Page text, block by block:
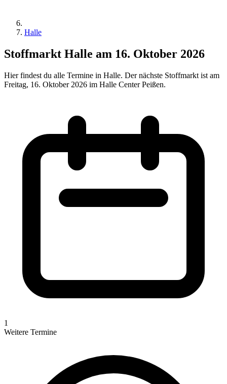
Halle
Stoffmarkt Halle am 16. Oktober 2026
Hier findest du alle Termine in Halle. Der nächste Stoffmarkt ist am
Freitag, 16. Oktober 2026 im Halle Center Peißen.
1
Weitere Termine